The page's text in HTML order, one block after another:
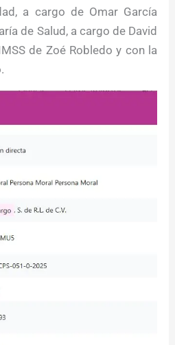
a cargo de Omar García
de Salud, a cargo de David
de Zoé Robledo y con la